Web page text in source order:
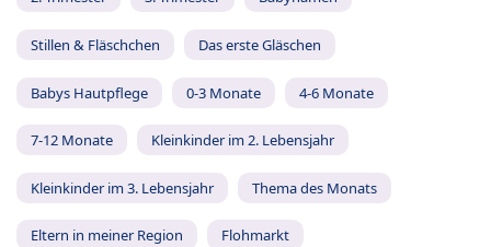
Stillen & Fläschchen Das erste Gläschen
Babys Hautpflege 0-3 Monate 4-6 Monate
7-12 Monate Kleinkinder im 2. Lebensjahr
Kleinkinder im 3. Lebensjahr Thema des Monats
Eltern in meiner Region Flohmarkt